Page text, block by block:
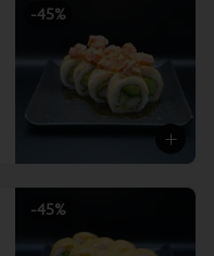
-45%
-45%